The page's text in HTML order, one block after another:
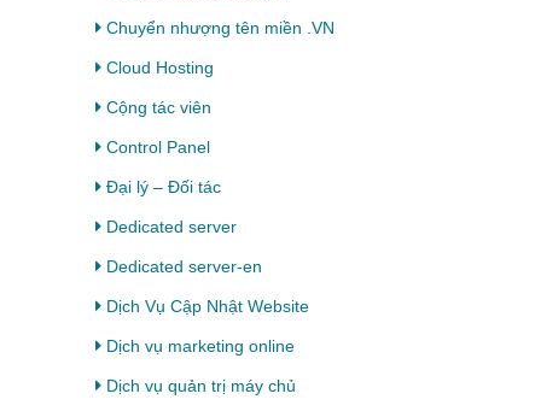
Chuyển nhượng tên miền .VN
Cloud Hosting
Cộng tác viên
Control Panel
Đại lý – Đối tác
Dedicated server
Dedicated server-en
Dịch Vụ Cập Nhật Website
Dịch vụ marketing online
Dịch vụ quản trị máy chủ